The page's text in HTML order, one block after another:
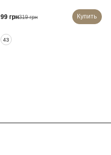
99 грн319 грн Купить
43